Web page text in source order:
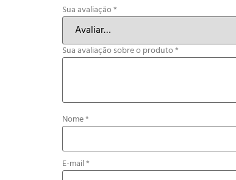
Sua avaliação*
Sua avaliação sobre o produto*
Nome*
E-mail*